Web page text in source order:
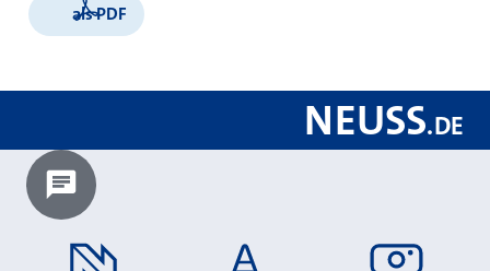
als PDF
NEUSS.DE
Chatbot laden?